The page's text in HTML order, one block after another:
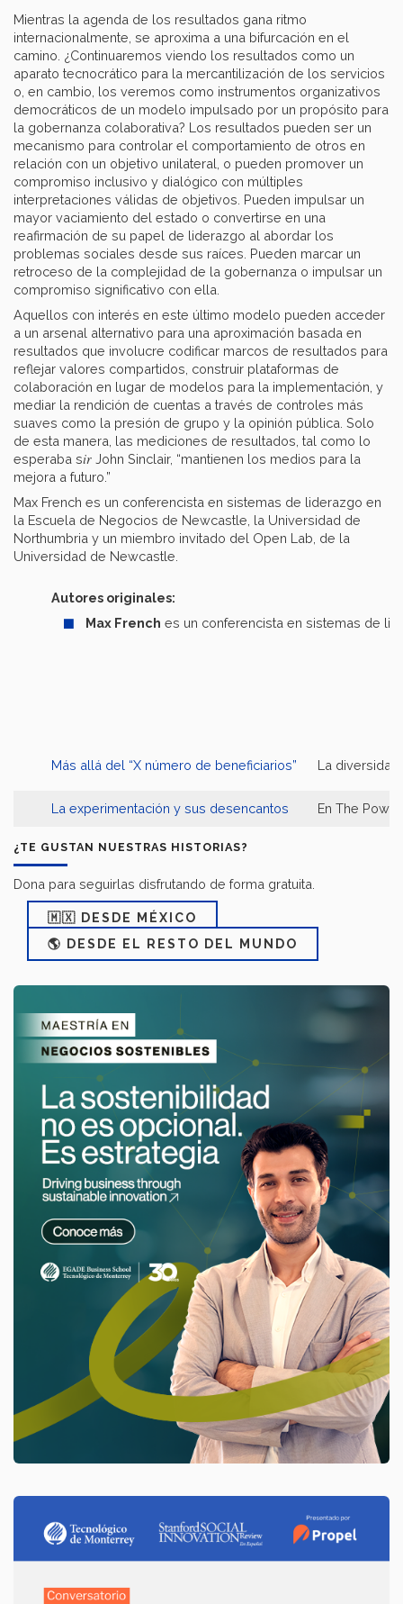
Mientras la agenda de los resultados gana ritmo
internacionalmente, se aproxima a una bifurcación en el
camino. ¿Continuaremos viendo los resultados como un
aparato tecnocrático para la mercantilización de los servicios
o, en cambio, los veremos como instrumentos organizativos
democráticos de un modelo impulsado por un propósito para
la gobernanza colaborativa? Los resultados pueden ser un
mecanismo para controlar el comportamiento de otros en
relación con un objetivo unilateral, o pueden promover un
compromiso inclusivo y dialógico con múltiples
interpretaciones válidas de objetivos. Pueden impulsar un
mayor vaciamiento del estado o convertirse en una
reafirmación de su papel de liderazgo al abordar los
problemas sociales desde sus raíces. Pueden marcar un
retroceso de la complejidad de la gobernanza o impulsar un
compromiso significativo con ella.
Aquellos con interés en este último modelo pueden acceder
a un arsenal alternativo para una aproximación basada en
resultados que involucre codificar marcos de resultados para
reflejar valores compartidos, construir plataformas de
colaboración en lugar de modelos para la implementación, y
mediar la rendición de cuentas a través de controles más
suaves como la presión de grupo y la opinión pública. Solo
de esta manera, las mediciones de resultados, tal como lo
esperaba sir John Sinclair, “mantienen los medios para la
mejora a futuro.”
Max French es un conferencista en sistemas de liderazgo en
la Escuela de Negocios de Newcastle, la Universidad de
Northumbria y un miembro invitado del Open Lab, de la
Universidad de Newcastle.
Autores originales:
Max French es un conferencista en sistemas de
Más allá del “X número de beneficiarios” La
La experimentación y sus desencantos En The
¿TE GUSTAN NUESTRAS HISTORIAS?
Dona para seguirlas disfrutando de forma gratuita.
🇲🇽 DESDE MÉXICO
🌎 DESDE EL RESTO DEL MUNDO